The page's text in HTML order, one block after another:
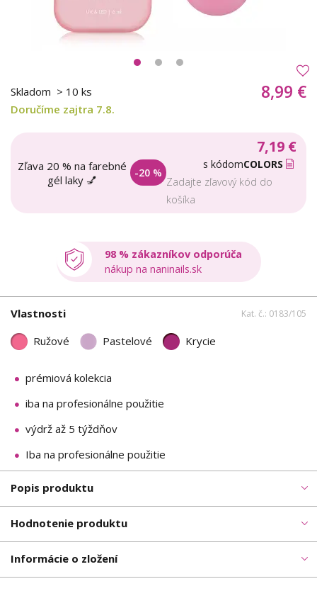
Skladom > 10 ks
Doručíme zajtra 7.8.
8,99 €
Zľava 20 % na farebné
gél laky 💅
-20 %
7,19 €
s kódomCOLORS
Zadajte zľavový kód do
košíka
98 % zákazníkov odporúča
nákup na naninails.sk
Vlastnosti Kat. č.: 0183/105
Ružové Pastelové Krycie
prémiová kolekcia
iba na profesionálne použitie
výdrž až 5 týždňov
Iba na profesionálne použitie
Popis produktu
Hodnotenie produktu
Informácie o zložení